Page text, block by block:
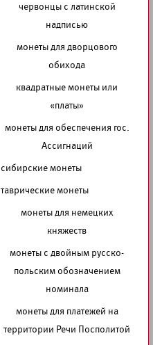
червонцы с латинской
надписью
монеты для дворцового
обихода
квадратные монеты или
«платы»
монеты для обеспечения гос.
Ассигнаций
сибирские монеты
таврические монеты
монеты для немецких
княжеств
монеты с двойным русско-
польским обозначением
номинала
монеты для платежей на
территории Речи Посполитой